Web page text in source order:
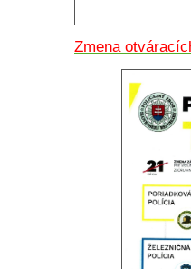
Zmena